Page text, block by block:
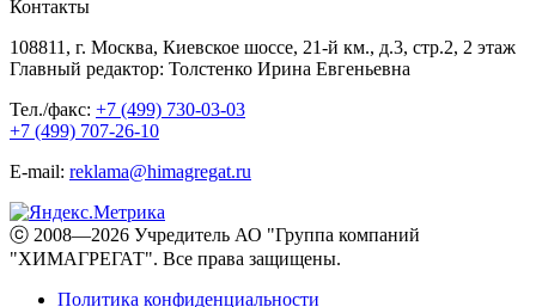
Контакты
108811, г. Москва, Киевское шоссе, 21-й км., д.3, стр.2, 2 этаж
Главный редактор: Толстенко Ирина Евгеньевна
Тел./факс: +7 (499) 730-03-03
+7 (499) 707-26-10
E-mail: reklama@himagregat.ru
ⓒ 2008—2026 Учредитель АО "Группа компаний
"ХИМАГРЕГАТ". Все права защищены.
Политика конфиденциальности